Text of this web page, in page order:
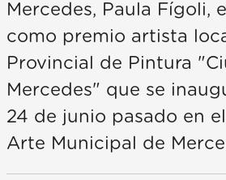
Mercedes, Paula Fígoli,
como premio artista
Provincial de Pintura
Mercedes" que se
24 de junio pasado en
Arte Municipal de